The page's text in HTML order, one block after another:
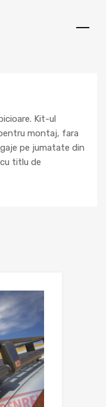
Kit-ul
montaj, fara
pe jumatate din
titlu de